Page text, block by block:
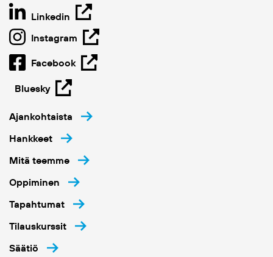
Linkedin
Instagram
Facebook
Bluesky
Ajankohtaista
Hankkeet
Mitä teemme
Oppiminen
Tapahtumat
Tilauskurssit
Säätiö